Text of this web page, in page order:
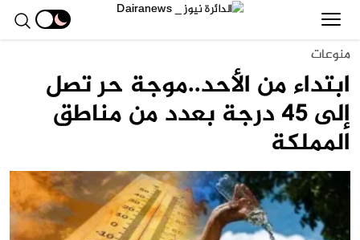
منوعات
ابتداء من الأحد..موجة حر تصل
إلى 45 درجة بعدد من مناطق
المملكة